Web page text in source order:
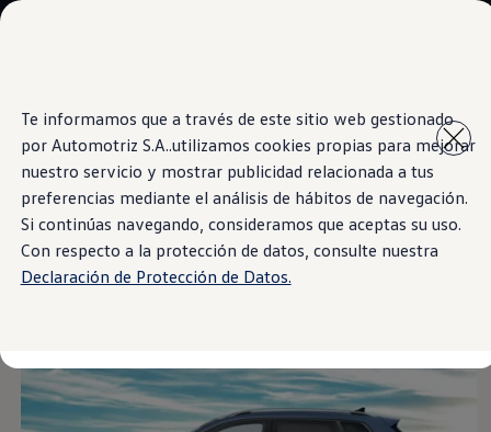
Te informamos que a través de este sitio web gestionado
por Automotriz S.A..utilizamos cookies propias para mejorar
nuestro servicio y mostrar publicidad relacionada a tus
preferencias mediante el análisis de hábitos de navegación.
Si continúas navegando, consideramos que aceptas su uso.
Con respecto a la protección de datos, consulte nuestra
Declaración de Protección de Datos.
contenido
principal
a pie
de
página
Marca y Experiencia
Volkswagen Costa Rica
Blog
Espacio Exclusivo para Prensa
Latin NCAP
Tengo un Volkswagen
Manuales Volkswagen
Postventas
Takata airbag recall campaign
Information
Motor Potente TSI